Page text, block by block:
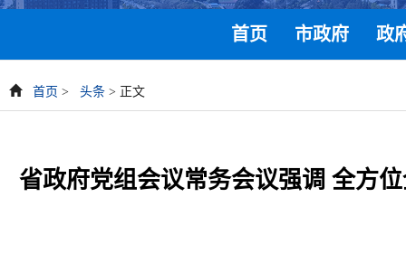
首页 市政府 政
首页 > 头条 > 正文
省政府党组会议常务会议强调 全方